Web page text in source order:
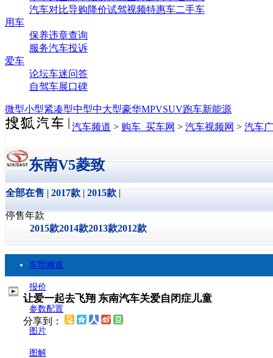
汽车对比导购降价试驾视频特惠车二手车
用车
保养违章查询
服务汽车投诉
爱车
论坛车迷问答
自驾车展口碑
微型小型紧凑型中型中大型豪华MPVSUV跑车新能源
汽车频道 > 购车_买车网 > 汽车视频网 > 汽车
东南V5菱致
全部在售|2017款|2015款|
停售年款
2015款2014款2013款2012款
车型频道
报价
参数配置
图片
图解
让爱一起去飞翔 东南汽车关爱自闭症儿童
分享到：